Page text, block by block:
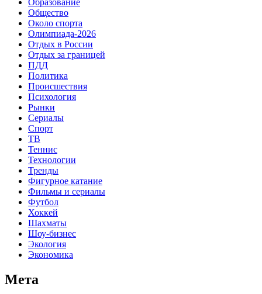
Образование
Общество
Около спорта
Олимпиада-2026
Отдых в России
Отдых за границей
ПДД
Политика
Происшествия
Психология
Рынки
Сериалы
Спорт
ТВ
Теннис
Технологии
Тренды
Фигурное катание
Фильмы и сериалы
Футбол
Хоккей
Шахматы
Шоу-бизнес
Экология
Экономика
Мета